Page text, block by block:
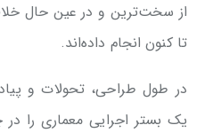
از سخت‌ترین و در عین حال
تا کنون انجام داده‌اند.
در طول طراحی، تحولات و